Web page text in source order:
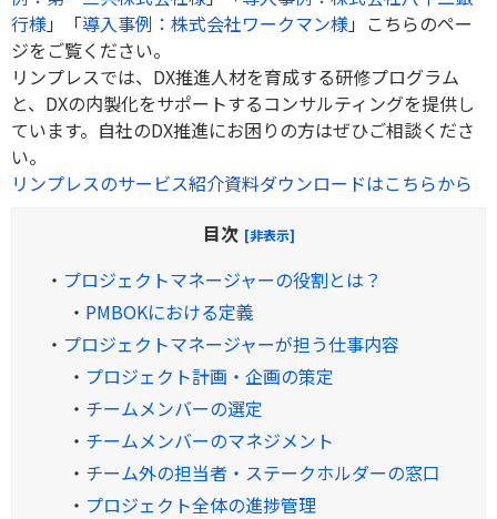
行様」「導入事例：株式会社ワークマン様」こちらのペー
ジをご覧ください。
リンプレスでは、DX推進人材を育成する研修プログラム
と、DXの内製化をサポートするコンサルティングを提供し
ています。自社のDX推進にお困りの方はぜひご相談くださ
い。
リンプレスのサービス紹介資料ダウンロードはこちらから
目次 [非表示]
・ プロジェクトマネージャーの役割とは？
・ PMBOKにおける定義
・ プロジェクトマネージャーが担う仕事内容
・ プロジェクト計画・企画の策定
・ チームメンバーの選定
・ チームメンバーのマネジメント
・ チーム外の担当者・ステークホルダーの窓口
・ プロジェクト全体の進捗管理